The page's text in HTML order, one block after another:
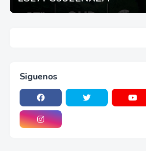
Siguenos